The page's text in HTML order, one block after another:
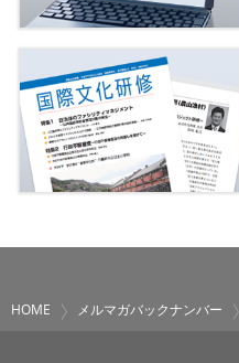
HOME メルマガバックナンバー